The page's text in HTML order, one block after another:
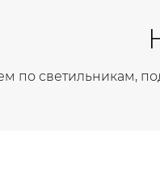
по светильникам,